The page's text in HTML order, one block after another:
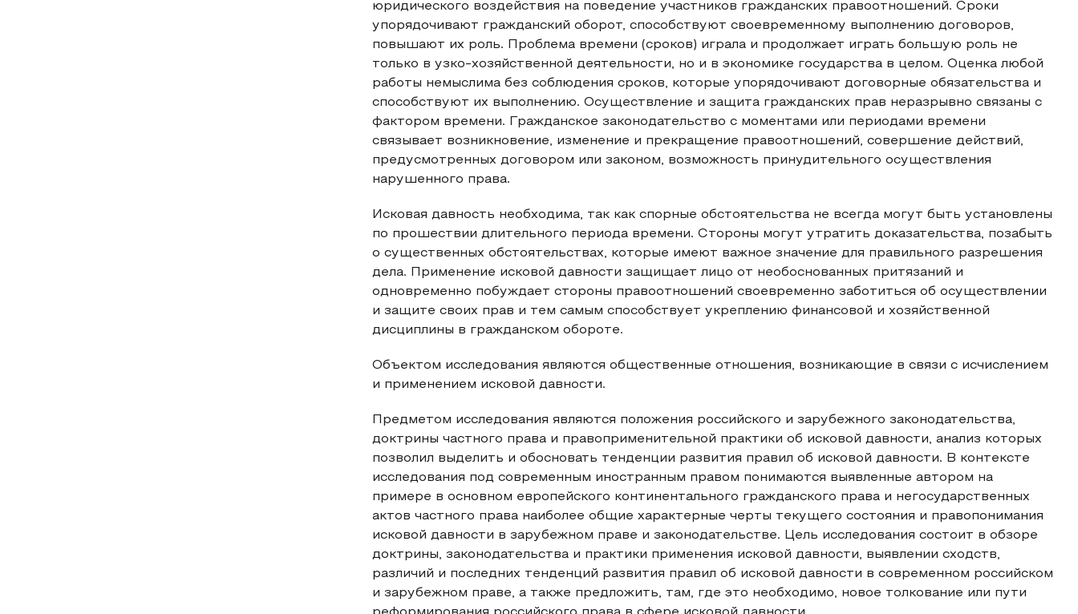
юридического воздействия на поведение участников гражданских правоотношений. Сроки
упорядочивают гражданский оборот, способствуют своевременному выполнению договоров,
повышают их роль. Проблема времени (сроков) играла и продолжает играть большую роль не
только в узко-хозяйственной деятельности, но и в экономике государства в целом. Оценка любой
работы немыслима без соблюдения сроков, которые упорядочивают договорные обязательства и
способствуют их выполнению. Осуществление и защита гражданских прав неразрывно связаны с
фактором времени. Гражданское законодательство с моментами или периодами времени
связывает возникновение, изменение и прекращение правоотношений, совершение действий,
предусмотренных договором или законом, возможность принудительного осуществления
нарушенного права.
Исковая давность необходима, так как спорные обстоятельства не всегда могут быть установлены
по прошествии длительного периода времени. Стороны могут утратить доказательства, позабыть
о существенных обстоятельствах, которые имеют важное значение для правильного разрешения
дела. Применение исковой давности защищает лицо от необоснованных притязаний и
одновременно побуждает стороны правоотношений своевременно заботиться об осуществлении
и защите своих прав и тем самым способствует укреплению финансовой и хозяйственной
дисциплины в гражданском обороте.
Объектом исследования являются общественные отношения, возникающие в связи с исчислением
и применением исковой давности.
Предметом исследования являются положения российского и зарубежного законодательства,
доктрины частного права и правоприменительной практики об исковой давности, анализ которых
позволил выделить и обосновать тенденции развития правил об исковой давности. В контексте
исследования под современным иностранным правом понимаются выявленные автором на
примере в основном европейского континентального гражданского права и негосударственных
актов частного права наиболее общие характерные черты текущего состояния и правопонимания
исковой давности в зарубежном праве и законодательстве. Цель исследования состоит в обзоре
доктрины, законодательства и практики применения исковой давности, выявлении сходств,
различий и последних тенденций развития правил об исковой давности в современном российском
и зарубежном праве, а также предложить, там, где это необходимо, новое толкование или пути